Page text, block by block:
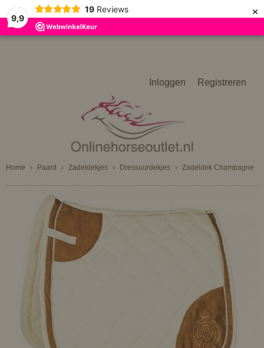
9,9
19 Reviews ×
Inloggen Registreren
Home › Paard › Zadeldekjes › Dressuurdekjes › Zadeldek Champagne